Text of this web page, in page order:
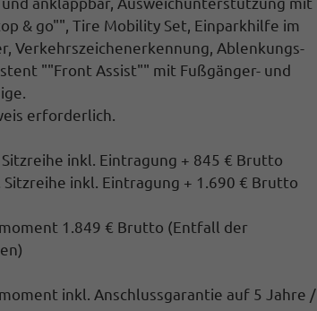
& go"", Tire Mobility Set, Einparkhilfe im
Verkehrszeichenerkennung, Ablenkungs-
""Front Assist"" mit Fußgänger- und
erforderlich.
inkl. Eintragung + 845 € Brutto
inkl. Eintragung + 1.690 € Brutto
1.849 € Brutto (Entfall der
inkl. Anschlussgarantie auf 5 Jahre /